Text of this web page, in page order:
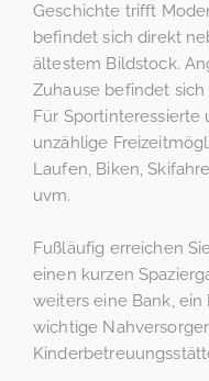
Geschichte trifft
befindet sich direkt
ältestem Bildstock.
Zuhause befindet
Für Sportinteressierte
unzählige
Laufen, Biken,
uvm.
Fußläufig erreichen
einen kurzen
weiters eine Bank,
wichtige